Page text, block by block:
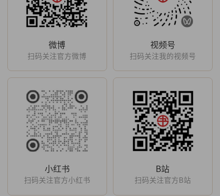
微博
扫码关注官方微博
视频号
扫码关注我的视频号
小红书
扫码关注官方小红书
B站
扫码关注官方B站